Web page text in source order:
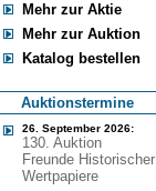
Mehr zur Aktie
Mehr zur Auktion
Katalog bestellen
Auktionstermine
26. September 2026:
130. Auktion
Freunde Historischer
Wertpapiere